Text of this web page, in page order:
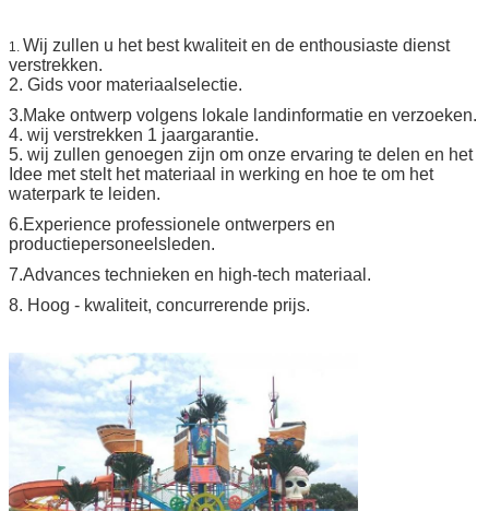
1. Wij zullen u het best kwaliteit en de enthousiaste dienst
verstrekken.
2. Gids voor materiaalselectie.
3.Make ontwerp volgens lokale landinformatie en verzoeken.
4. wij verstrekken 1 jaargarantie.
5. wij zullen genoegen zijn om onze ervaring te delen en het
Idee met stelt het materiaal in werking en hoe te om het
waterpark te leiden.
6.Experience professionele ontwerpers en
productiepersoneelsleden.
7.Advances technieken en high-tech materiaal.
8. Hoog - kwaliteit, concurrerende prijs.